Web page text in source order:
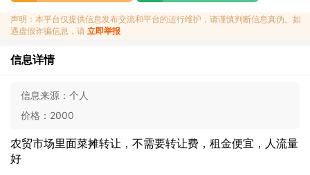
声明：本平台仅提供信息发布交流和平台的运行维护，请谨慎判断信息真伪。如
遇虚假诈骗信息，请 立即举报
信息详情
信息来源： 个人
价格： 2000
农贸市场里面菜摊转让，不需要转让费，租金便宜，人流量
好